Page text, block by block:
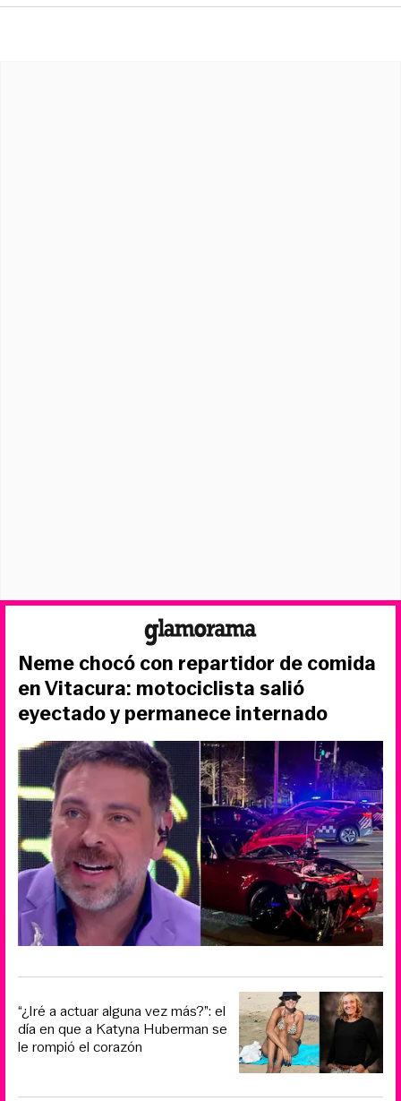
Neme chocó con repartidor de comida
en Vitacura: motociclista salió
eyectado y permanece internado
“¿Iré a actuar alguna vez más?”: el
día en que a Katyna Huberman se
le rompió el corazón